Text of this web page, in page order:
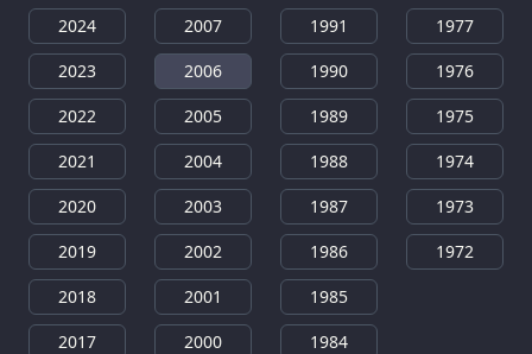
2024
2023
2022
2021
2020
2019
2018
2017
2007
2006
2005
2004
2003
2002
2001
2000
1991
1990
1989
1988
1987
1986
1985
1984
1977
1976
1975
1974
1973
1972